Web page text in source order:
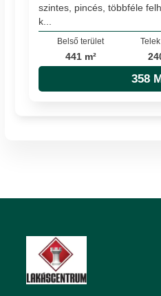
szintes, pincés, többféle
k...
Belső terület
441 m²
358